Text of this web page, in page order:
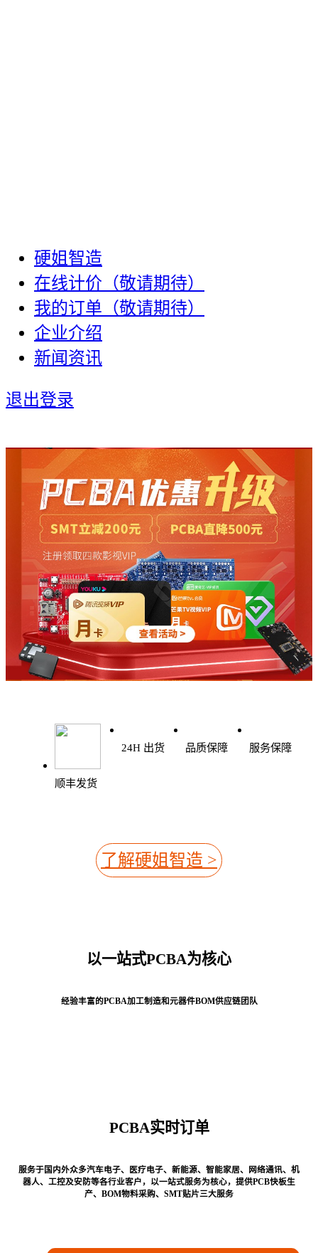
硬姐智造
在线计价（敬请期待）
我的订单（敬请期待）
企业介绍
新闻资讯
退出登录
顺丰发货
24H 出货 品质保障 服务保障
了解硬姐智造 >
以一站式PCBA为核心
经验丰富的PCBA加工制造和元器件BOM供应链团队
PCBA实时订单
服务于国内外众多汽车电子、医疗电子、新能源、智能家居、网络通讯、机
器人、工控及安防等各行业客户，以一站式服务为核心，提供PCB快板生
产、BOM物料采购、SMT贴片三大服务